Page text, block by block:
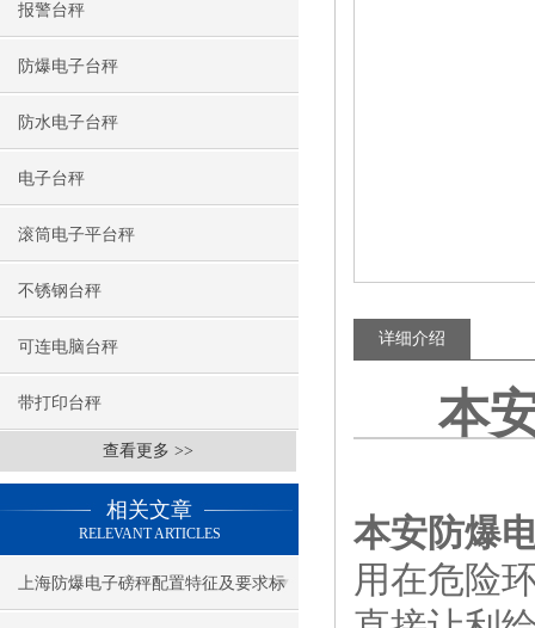
报警台秤
防爆电子台秤
防水电子台秤
电子台秤
滚筒电子平台秤
不锈钢台秤
可连电脑台秤
带打印台秤
查看更多 >>
相关文章
RELEVANT ARTICLES
上海防爆电子磅秤配置特征及要求标
详细介绍
本
本安防爆
用在危险